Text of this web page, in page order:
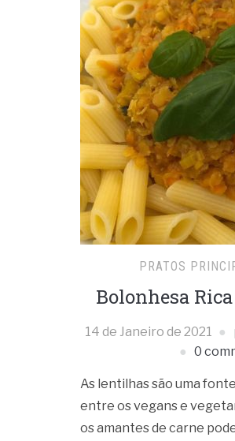
PRATOS
Bolonhesa
14 de Janeiro de 2021
0
As lentilhas são uma
entre os vegans e
os amantes de carne